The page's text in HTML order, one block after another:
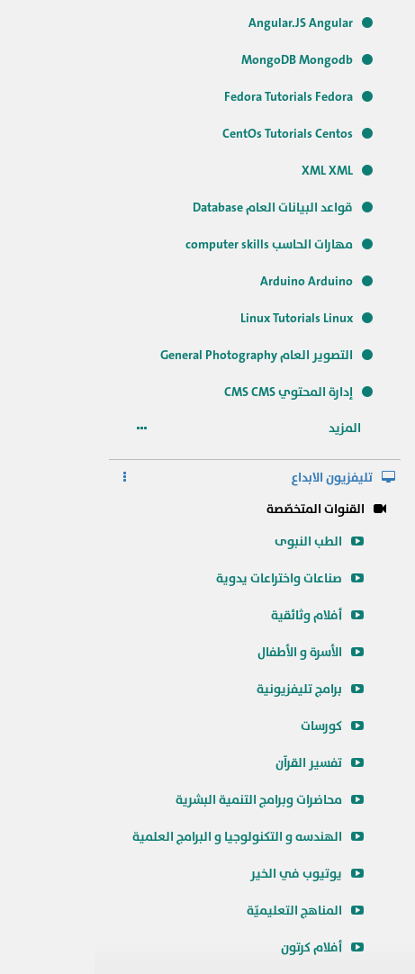
Angular.JS Angular
MongoDB Mongodb
Fedora Tutorials Fedora
CentOs Tutorials Centos
XML XML
قواعد البيانات العام Database
مهارات الحاسب computer skills
Arduino Arduino
Linux Tutorials Linux
التصوير العام General Photography
إدارة المحتوي CMS CMS
المزيد
تليفزيون الابداع
القنوات المتخصّصة
الطب النبوى
صناعات واختراعات يدوية
أفلام وثائقية
الأسرة و الأطفال
برامج تليفزيونية
كورسات
تفسير القرآن
محاضرات وبرامج التنمية البشرية
الهندسه و التكنولوجيا و البرامج العلمية
يوتيوب في الخير
المناهج التعليميّة
أفلام كرتون